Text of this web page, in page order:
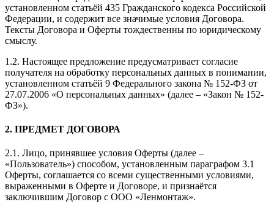
установленном статьёй 435 Гражданского кодекса Российской
Федерации, и содержит все значимые условия Договора.
Тексты Договора и Оферты тождественны по юридическому
смыслу.
1.2. Настоящее предложение предусматривает согласие
получателя на обработку персональных данных в понимании,
установленном статьёй 9 Федерального закона № 152-ФЗ от
27.07.2006 «О персональных данных» (далее – «Закон № 152-
ФЗ»).
2. ПРЕДМЕТ ДОГОВОРА
2.1. Лицо, принявшее условия Оферты (далее –
«Пользователь») способом, установленным параграфом 3.1
Оферты, соглашается со всеми существенными условиями,
выраженными в Оферте и Договоре, и признаётся
заключившим Договор с ООО «Ленмонтаж».